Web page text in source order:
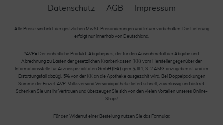
Datenschutz AGB Impressum
Alle Preise sind inkl. der gestzlichen MwSt. Preisänderungen und Irrtum vorbehalten. Die Lieferung
erfolgt nur innerhalb von Deutschland.
*AVP= Der einheitliche Produkt-Abgabepreis, der für den Ausnahmefall der Abgabe und
Abrechnung zu Lasten der gesetzlichen Krankenkassen (KK) vom Hersteller gegenüber der
Informationsstelle für Arzneispezialitäten GmbH (IFA) gem. § III 1, S. 2 AMG anzugeben ist und im
Erstattungsfall abzügl. 5% von der KK an die Apotheke ausgezahlt wird. Bei Doppelpackungen
Summe der Einzel-AVP. Volksversand Versandapotheke liefert schnell, zuverlässig und diskret.
Schenken Sie uns Ihr Vertrauen und überzeugen Sie sich von den vielen Vorteilen unseres Online-
Shops!
Für den Widerruf einer Bestellung nutzen Sie das Formular: